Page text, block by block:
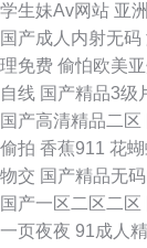
站 亚洲欧洲狠狠
线成人网址 亚洲人
色 白丝91 黑人黄
夜伦理 国区一区二
学生妹Av网站 亚
国产成人内射无码
理免费 偷怕欧美
自线 国产精品3级
国产高清精品二区
偷拍 香蕉911 花
物交 国产精品无
国产一区二区二区
一页夜夜 91成人